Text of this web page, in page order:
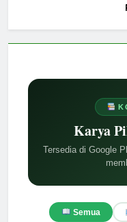
Karya
Tersedia di Google
Semua